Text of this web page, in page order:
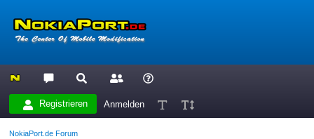
Registrieren Anmelden
NokiaPort.de Forum